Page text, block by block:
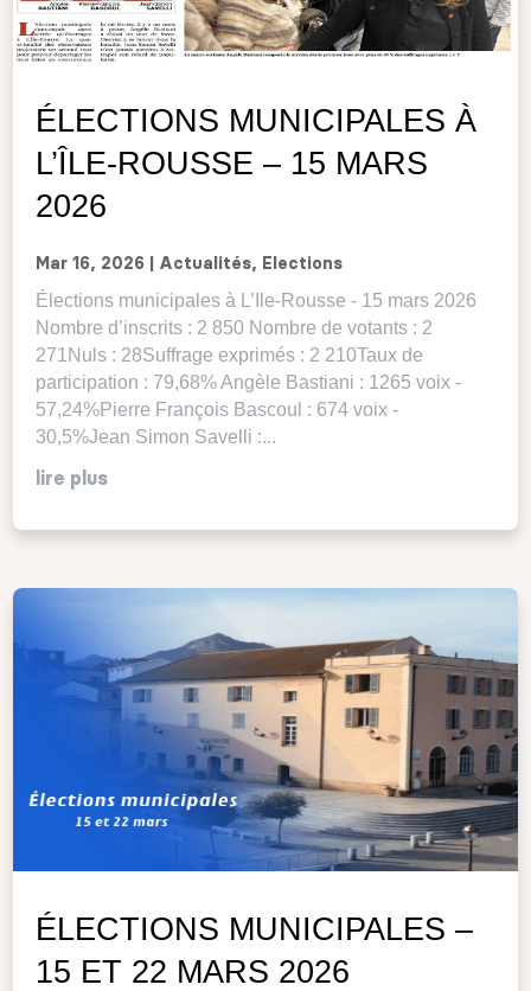
ÉLECTIONS MUNICIPALES À
L’ÎLE-ROUSSE – 15 MARS
2026
Mar 16, 2026 Actualités, Elections
Élections municipales à L’Ile-Rousse - 15 mars 2026
Nombre d’inscrits : 2 850 Nombre de votants : 2
271Nuls : 28Suffrage exprimés : 2 210Taux de
participation : 79,68% Angèle Bastiani : 1265 voix -
57,24%Pierre François Bascoul : 674 voix -
30,5%Jean Simon Savelli :...
lire plus
ÉLECTIONS MUNICIPALES –
15 ET 22 MARS 2026